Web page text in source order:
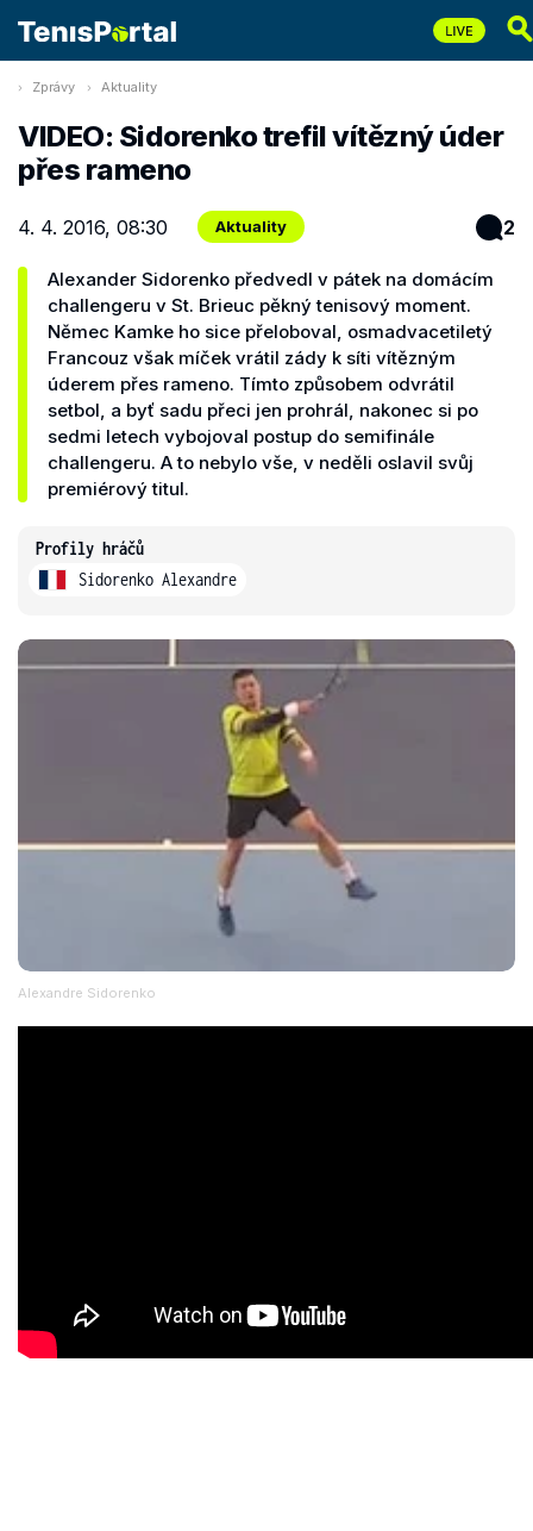
Zprávy Aktuality
VIDEO: Sidorenko trefil vítězný úder
přes rameno
4. 4. 2016, 08:30 Aktuality 2
Alexander Sidorenko předvedl v pátek na domácím
challengeru v St. Brieuc pěkný tenisový moment.
Němec Kamke ho sice přeloboval, osmadvacetiletý
Francouz však míček vrátil zády k síti vítězným
úderem přes rameno. Tímto způsobem odvrátil
setbol, a byť sadu přeci jen prohrál, nakonec si po
sedmi letech vybojoval postup do semifinále
challengeru. A to nebylo vše, v neděli oslavil svůj
premiérový titul.
Profily hráčů
Sidorenko Alexandre
Alexandre Sidorenko